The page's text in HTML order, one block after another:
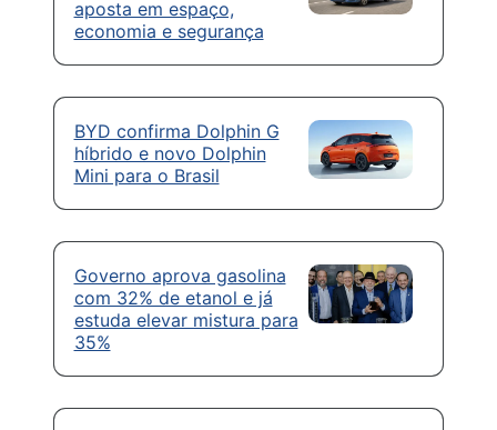
aposta em espaço,
economia e segurança
BYD confirma Dolphin G
híbrido e novo Dolphin
Mini para o Brasil
Governo aprova gasolina
com 32% de etanol e já
estuda elevar mistura para
35%